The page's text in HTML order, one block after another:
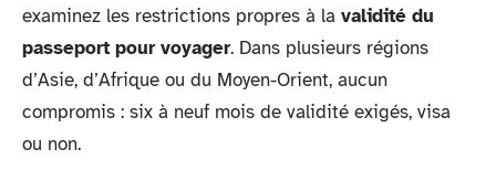
examinez les restrictions propres à la validité du
passeport pour voyager. Dans plusieurs régions
d’Asie, d’Afrique ou du Moyen-Orient, aucun
compromis : six à neuf mois de validité exigés, visa
ou non.